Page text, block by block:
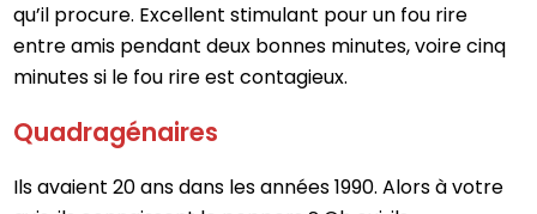
qu’il procure. Excellent stimulant pour un fou rire
entre amis pendant deux bonnes minutes, voire cinq
minutes si le fou rire est contagieux.
Quadragénaires
Ils avaient 20 ans dans les années 1990. Alors à votre